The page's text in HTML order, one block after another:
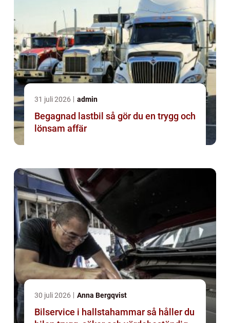
31 juli 2026 admin
Begagnad lastbil så gör du en trygg och
lönsam affär
30 juli 2026 Anna Bergqvist
Bilservice i hallstahammar så håller du